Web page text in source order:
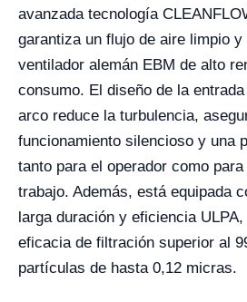
avanzada tecnología
garantiza un flujo de aire limpio
ventilador alemán EBM de alto
consumo. El diseño de la
arco reduce la turbulencia,
funcionamiento silencioso y una
tanto para el operador como
trabajo. Además, está equipada
larga duración y eficiencia
eficacia de filtración superior al
partículas de hasta 0,12 micras.